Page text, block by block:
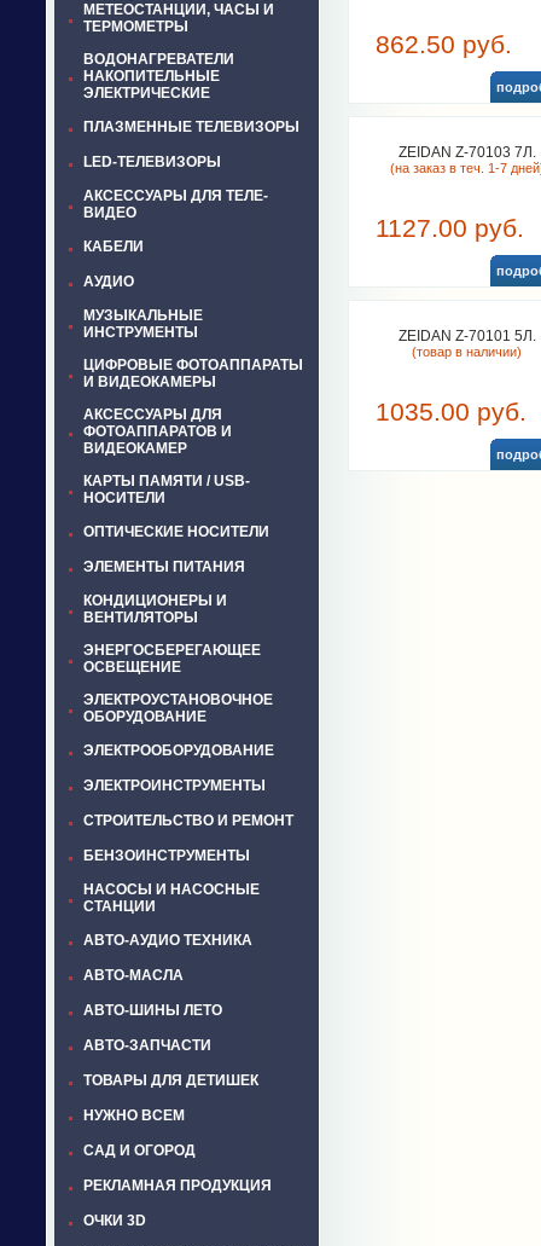
МЕТЕОСТАНЦИИ, ЧАСЫ И
ТЕРМОМЕТРЫ
ВОДОНАГРЕВАТЕЛИ
НАКОПИТЕЛЬНЫЕ
ЭЛЕКТРИЧЕСКИЕ
ПЛАЗМЕННЫЕ ТЕЛЕВИЗОРЫ
LED-ТЕЛЕВИЗОРЫ
АКСЕССУАРЫ ДЛЯ ТЕЛЕ-
ВИДЕО
КАБЕЛИ
АУДИО
МУЗЫКАЛЬНЫЕ
ИНСТРУМЕНТЫ
ЦИФРОВЫЕ ФОТОАППАРАТЫ
И ВИДЕОКАМЕРЫ
АКСЕССУАРЫ ДЛЯ
ФОТОАППАРАТОВ И
ВИДЕОКАМЕР
КАРТЫ ПАМЯТИ / USB-
НОСИТЕЛИ
ОПТИЧЕСКИЕ НОСИТЕЛИ
ЭЛЕМЕНТЫ ПИТАНИЯ
КОНДИЦИОНЕРЫ И
ВЕНТИЛЯТОРЫ
ЭНЕРГОСБЕРЕГАЮЩЕЕ
ОСВЕЩЕНИЕ
ЭЛЕКТРОУСТАНОВОЧНОЕ
ОБОРУДОВАНИЕ
ЭЛЕКТРООБОРУДОВАНИЕ
ЭЛЕКТРОИНСТРУМЕНТЫ
СТРОИТЕЛЬСТВО И РЕМОНТ
БЕНЗОИНСТРУМЕНТЫ
НАСОСЫ И НАСОСНЫЕ
СТАНЦИИ
АВТО-АУДИО ТЕХНИКА
АВТО-МАСЛА
АВТО-ШИНЫ ЛЕТО
АВТО-ЗАПЧАСТИ
ТОВАРЫ ДЛЯ ДЕТИШЕК
НУЖНО ВСЕМ
САД И ОГОРОД
РЕКЛАМНАЯ ПРОДУКЦИЯ
ОЧКИ 3D
862.50 руб.
ZEIDAN Z-70103 7Л.
(на заказ в теч. 1-7
1127.00 руб.
ZEIDAN Z-70101 5Л.
(товар в наличии)
1035.00 руб.